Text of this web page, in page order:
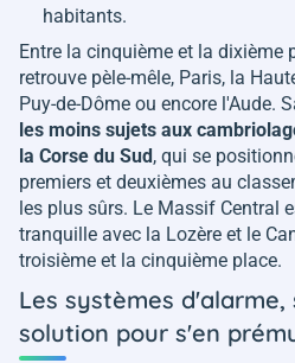
habitants.
Entre la cinquième et la dixième
retrouve pèle-mêle, Paris, la
Puy-de-Dôme ou encore l'Aude.
les moins sujets aux
la Corse du Sud , qui se
premiers et deuxièmes au
les plus sûrs. Le Massif Central
tranquille avec la Lozère et le
troisième et la cinquième place.
Les systèmes d'alarme,
solution pour s'en